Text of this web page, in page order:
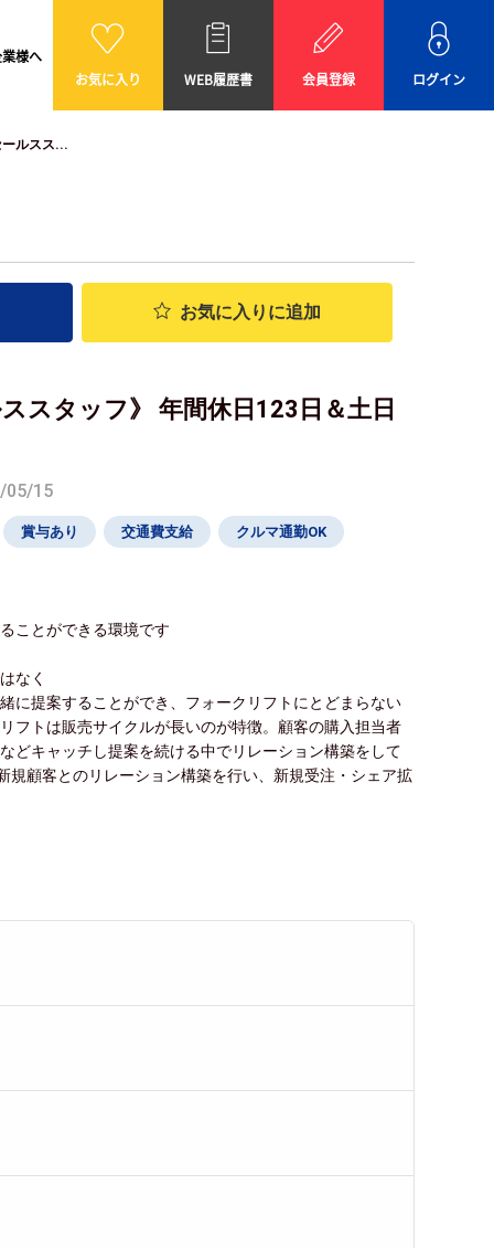
様へ
お気に入り
WEB履歴書 会員登録 ログイン
ルスス...
お気に入り に追加
スタッフ》 年間休日123日＆土日
05/15
賞与あり 交通費支給 クルマ通勤OK
ことができる環境です
なく
に提案することができ、フォークリフトにとどまらない
フトは販売サイクルが長いのが特徴。顧客の購入担当者
どキャッチし提案を続ける中でリレーション構築をして
顧客とのリレーション構築を行い、新規受注・シェア拡